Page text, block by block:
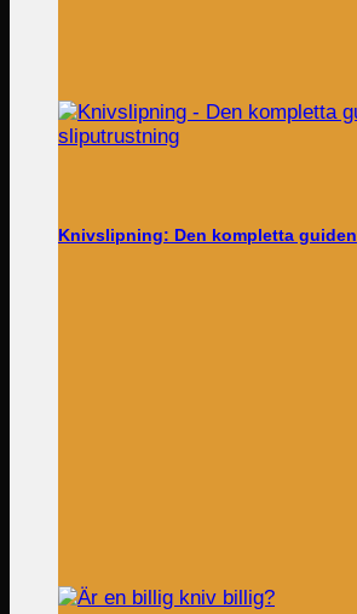
Knivslipning: Den kompletta guiden